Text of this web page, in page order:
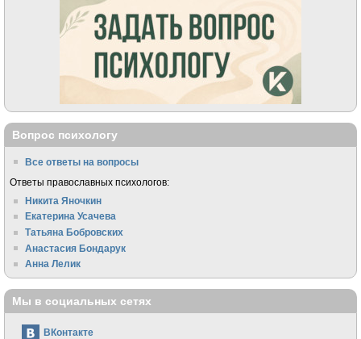
Вопрос психологу
Все ответы на вопросы
Ответы православных психологов:
Никита Яночкин
Екатерина Усачева
Татьяна Бобровских
Анастасия Бондарук
Анна Лелик
Мы в социальных сетях
ВКонтакте